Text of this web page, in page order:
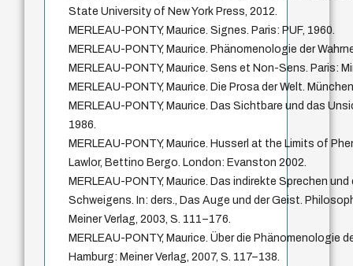
State University of New York Press, 2012.
MERLEAU-PONTY, Maurice. Signes. Paris: PUF, 1960.
MERLEAU-PONTY, Maurice. Phänomenologie der
MERLEAU-PONTY, Maurice. Sens et Non-Sens. Paris:
MERLEAU-PONTY, Maurice. Die Prosa der Welt.
MERLEAU-PONTY, Maurice. Das Sichtbare und das
1986.
MERLEAU-PONTY, Maurice. Husserl at the Limits of
Lawlor, Bettino Bergo. London: Evanston 2002.
MERLEAU-PONTY, Maurice. Das indirekte Sprechen
Schweigens. In: ders., Das Auge und der Geist.
Meiner Verlag, 2003, S. 111–176.
MERLEAU-PONTY, Maurice. Über die Phänomenologie
Hamburg: Meiner Verlag, 2007, S. 117–138.